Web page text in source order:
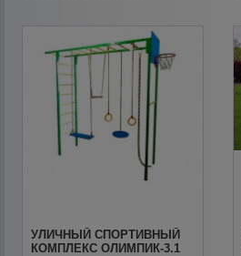
УЛИЧНЫЙ СПОРТИВНЫЙ
КОМПЛЕКС ОЛИМПИК-3.1